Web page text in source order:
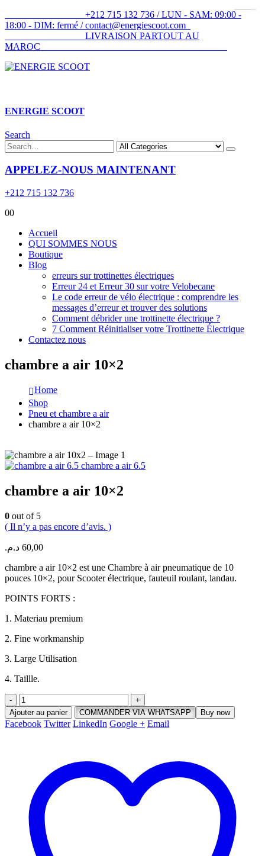
+212 715 132 736 / LUN - SAM: 09:00 -
18:00 - DIM: fermé / contact@energiescoot.com
LIVRAISON PARTOUT AU
MAROC
ENERGIE SCOOT​
Search
APPELEZ-NOUS MAINTENANT
+212 715 132 736
00
Accueil
QUI SOMMES NOUS
Boutique
Blog
erreurs sur trottinettes électriques
Erreur 24 et Erreur 30 sur votre Velobecane
Le code erreur de vélo électrique : comprendre les
messages d’erreur et trouver des solutions
Comment débrider une trottinette électrique ?
7 Comment Réinitialiser votre Trottinette Électrique
Contactez nous
chambre a air 10×2
Home
Shop
Pneu et chambre a air
chambre a air 10×2
chambre a air 6.5
chambre a air 10×2
0 out of 5
( Il n’y a pas encore d’avis. )
60,00 د.م.
chambre a air 10×2 est une Chambre à air pneumatique de 10
pouces 10×2, pour Scooter électrique, fauteuil roulant, landau.
POINTS FORTS :
1. Materiau premium
2. Fine workmanship
3. Large Utilisation
4. Taillle.
-
+
Ajouter au panier
COMMANDER VIA WHATSAPP Buy now
Facebook Twitter LinkedIn Google + Email